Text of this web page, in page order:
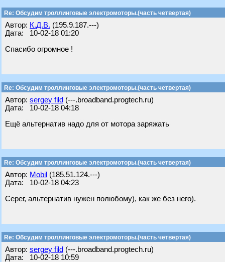
Re: Обсудим троллинговые электромоторы.(часть четвертая)
Автор: К.Д.В. (195.9.187.---)
Дата: 10-02-18 01:20
Спасибо огромное !
Re: Обсудим троллинговые электромоторы.(часть четвертая)
Автор: sergey fild (---.broadband.progtech.ru)
Дата: 10-02-18 04:18
Ещё альтернатив надо для от мотора заряжать
Re: Обсудим троллинговые электромоторы.(часть четвертая)
Автор: Mobil (185.51.124.---)
Дата: 10-02-18 04:23
Серег, альтернатив нужен полюбому), как же без него).
Re: Обсудим троллинговые электромоторы.(часть четвертая)
Автор: sergey fild (---.broadband.progtech.ru)
Дата: 10-02-18 10:59